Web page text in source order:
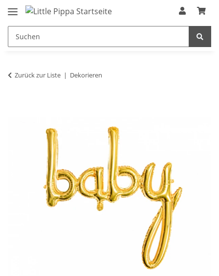
Zum Hauptinhalt springen
springen
Zurück zur Liste Dekorieren